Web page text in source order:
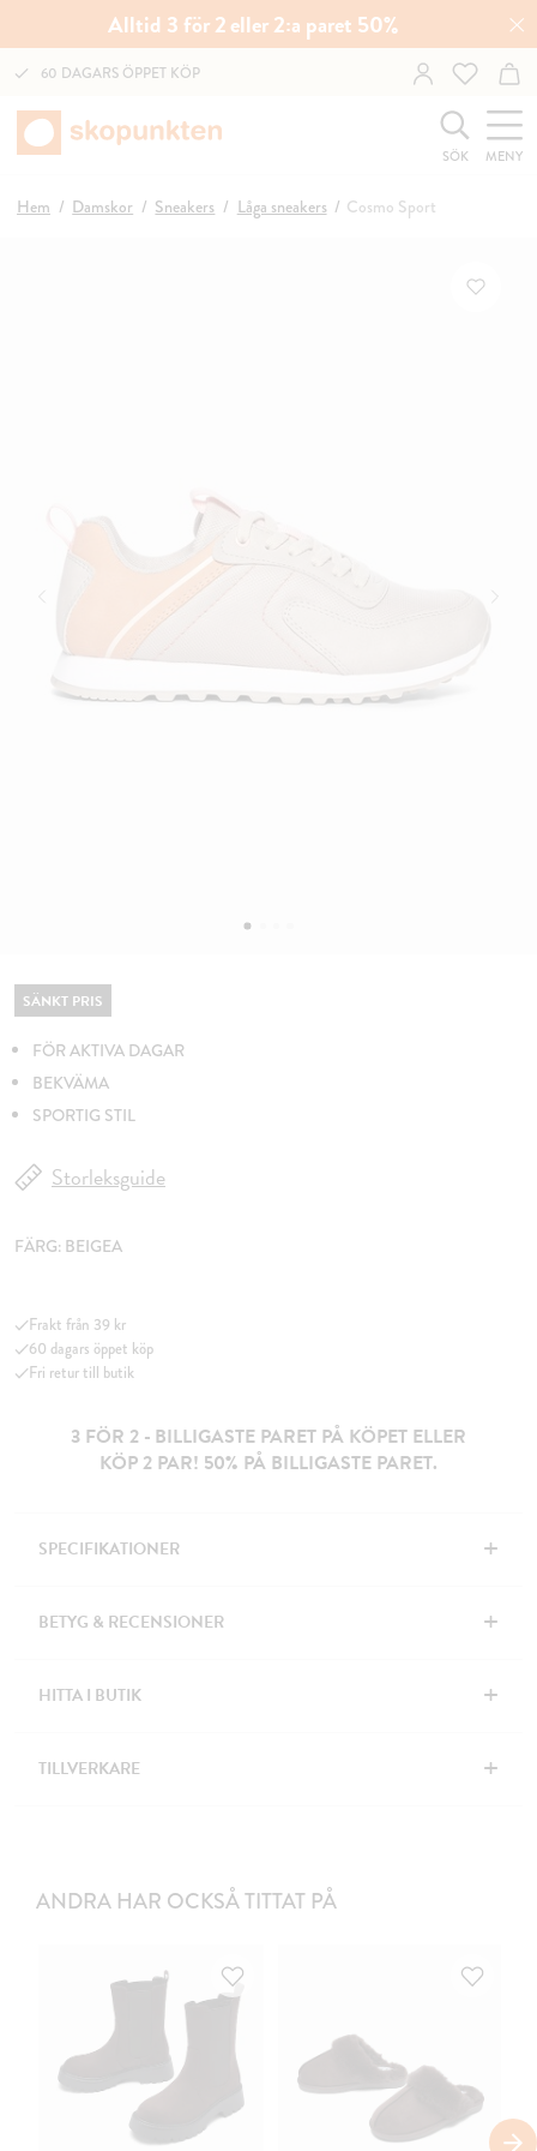
Alltid 3 för 2 eller 2:a paret 50%
60 DAGARS ÖPPET KÖP
SÖK MENY
Hem Damskor Sneakers Låga sneakers Cosmo Sport
SÄNKT PRIS
FÖR AKTIVA DAGAR
BEKVÄMA
SPORTIG STIL
Storleksguide
FÄRG: BEIGEA
Frakt från 39 kr
60 dagars öppet köp
Fri retur till butik
3 FÖR 2 - BILLIGASTE PARET PÅ KÖPET ELLER
KÖP 2 PAR! 50% PÅ BILLIGASTE PARET.
SPECIFIKATIONER +
BETYG & RECENSIONER +
HITTA I BUTIK +
TILLVERKARE +
ANDRA HAR OCKSÅ TITTAT PÅ